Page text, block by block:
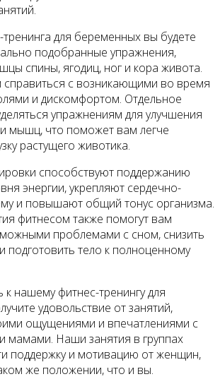
для беременных вы будете
подобранные упражнения,
спины, ягодиц, ног и кора живота.
с возникающими во время
и дискомфортом. Отдельное
упражнениям для улучшения
мышц, что поможет вам легче
растущего животика.
способствуют поддержанию
энергии, укрепляют сердечно-
и повышают общий тонус организма.
фитнесом также помогут вам
проблемами с сном, снизить
подготовить тело к полноценному
к нашему фитнес-тренингу для
удовольствие от занятий,
ощущениями и впечатлениями с
мамами. Наши занятия в группах
поддержку и мотивацию от женщин,
же положении, что и вы.